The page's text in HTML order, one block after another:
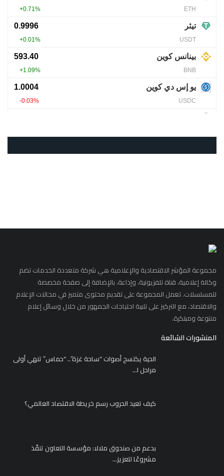
مجموعة المؤشر الاقتصادية والإعلامية هي شركة متعددة الخدمات تضم
وكالة إعلامية، قناة تلفزيونية، وإذاعة، بالإضافة إلى صفحة مخصصة
للمسلسلات. تعمل المجموعة على تقديم محتوى متميز في مجالات الإعلام
والاقتصاد، مع التركيز على تلبية احتياجات الجمهور من خلال وسائل إعلام
متنوعة ومبتكرة.
المنشورات الشائعة
الحية يكتسح أصوات “ساحة غزة”.. “حماس” تنهي أولى
مراحل ا...
كيف تعيد الحروب رسم خريطة الاقتصاد العالمي؟
بدعم من صندوق ملالا: مؤسسة التعاون تنفّذ
مشروعًا لتعزيز...